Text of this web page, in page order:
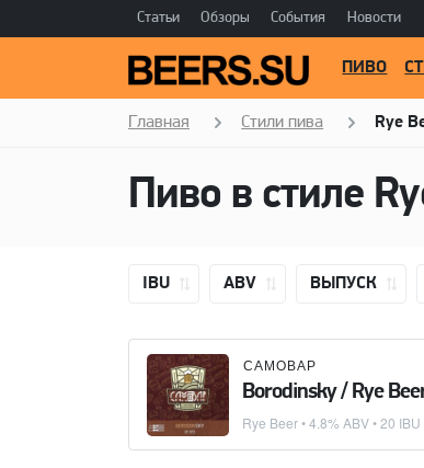
Статьи Обзоры События Новости
ПИВО
Главная Стили пива Rye
Пиво в стиле
IBU ABV ВЫПУСК
САМОВАР
Borodinsky / Rye
Rye Beer• 4.8% ABV • 20 IBU